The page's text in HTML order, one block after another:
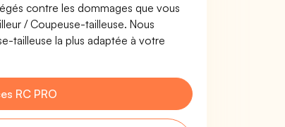
contre les dommages que vous
/ Coupeuse-tailleuse. Nous
tailleuse la plus adaptée à votre
RC PRO